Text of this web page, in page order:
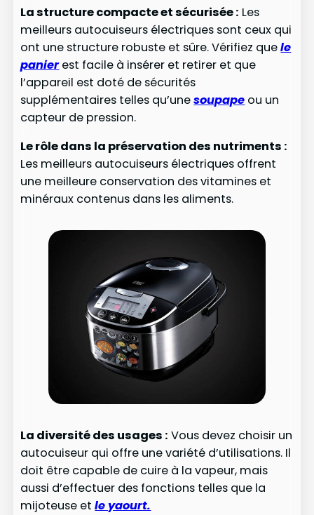
La structure compacte et sécurisée : Les
meilleurs autocuiseurs électriques sont ceux qui
ont une structure robuste et sûre. Vérifiez quele
panierest facile à insérer et retirer et que
l’appareil est doté de sécurités
supplémentaires telles qu’unesoupape ou un
capteur de pression.
Le rôle dans la préservation des nutriments :
Les meilleurs autocuiseurs électriques offrent
une meilleure conservation des vitamines et
minéraux contenus dans les aliments.
La diversité des usages : Vous devez choisir un
autocuiseur qui offre une variété d’utilisations. Il
doit être capable de cuire à la vapeur, mais
aussi d’effectuer des fonctions telles que la
mijoteuse etle yaourt.